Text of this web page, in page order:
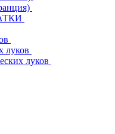
луков
луков